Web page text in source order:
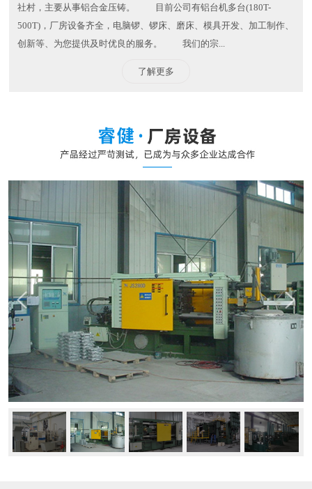
社村，主要从事铝合金压铸。 目前公司有铝台机多台(180T-
500T)，厂房设备齐全，电脑锣、锣床、磨床、模具开发、加工制作、
创新等、为您提供及时优良的服务。 我们的宗...
了解更多